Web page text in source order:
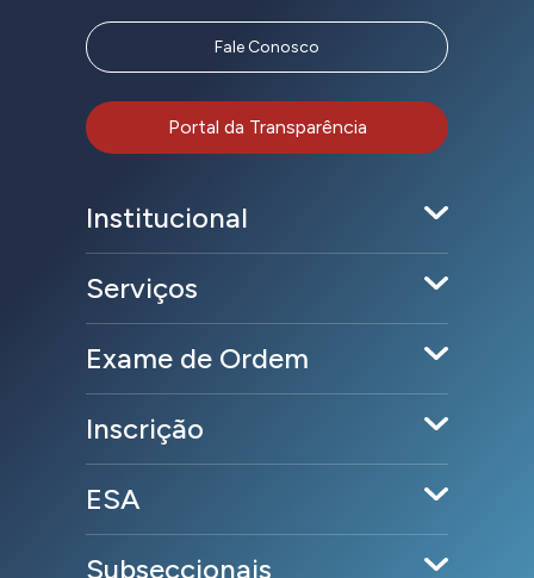
Fale Conosco
Portal da Transparência
Institucional
Serviços
Exame de Ordem
Inscrição
ESA
Subseccionais